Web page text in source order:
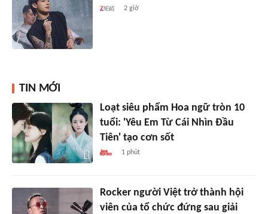
2 giờ
TIN MỚI
Loạt siêu phẩm Hoa ngữ tròn 10
tuổi: 'Yêu Em Từ Cái Nhìn Đầu
Tiên' tạo cơn sốt
1 phút
Rocker người Việt trở thành hội
viên của tổ chức đứng sau giải